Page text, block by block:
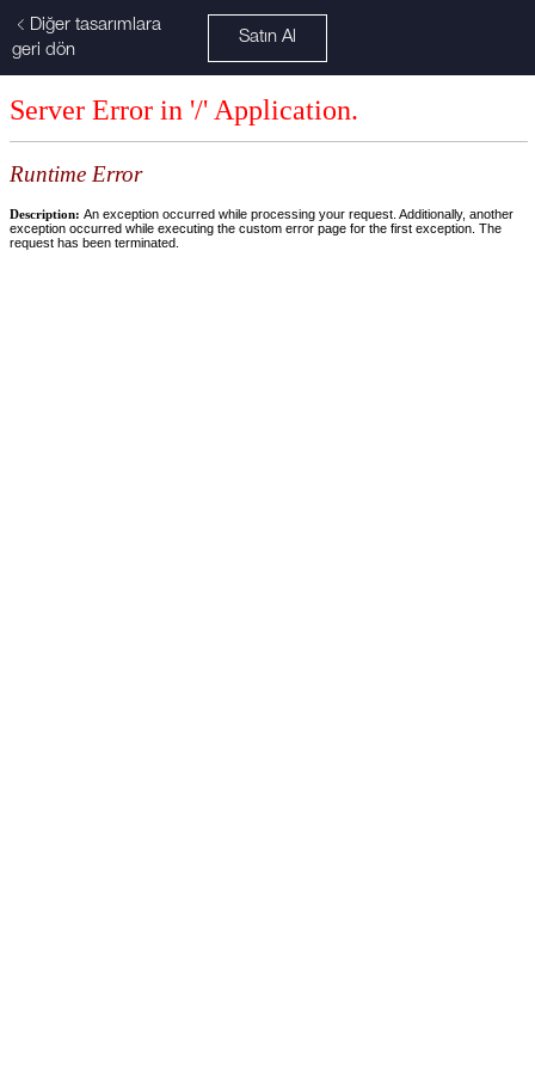
Diğer tasarımlara
geri dön